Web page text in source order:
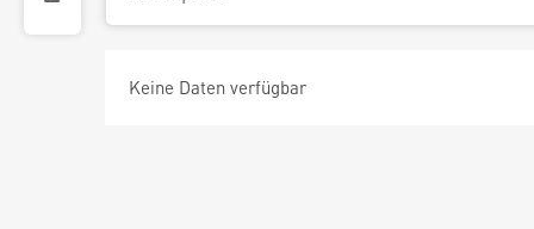
Keine Daten verfügbar